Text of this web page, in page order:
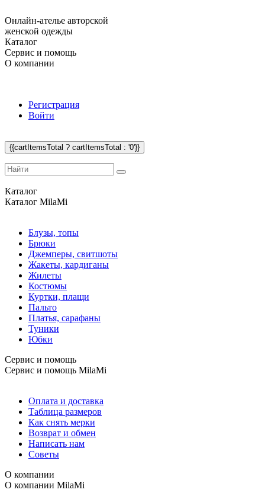
Онлайн-ателье авторской
женской одежды
Каталог
Сервис и помощь
О компании
Регистрация
Войти
{{cartItemsTotal ? cartItemsTotal : '0'}}
Каталог
Каталог MilaMi
Блузы, топы
Брюки
Джемперы, свитшоты
Жакеты, кардиганы
Жилеты
Костюмы
Куртки, плащи
Пальто
Платья, сарафаны
Туники
Юбки
Сервис и помощь
Сервис и помощь MilaMi
Оплата и доставка
Таблица размеров
Как снять мерки
Возврат и обмен
Написать нам
Советы
О компании
О компании MilaMi